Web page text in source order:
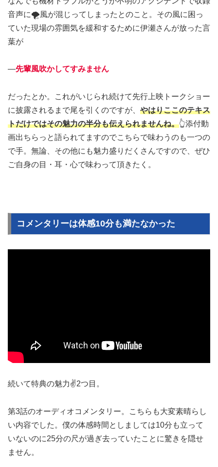
音声に🌪️風が混じってしまったとのこと。その風に困っ
ていた現場の雰囲気を緩和するために伊瀬さんが放った言
葉が
―先輩風吹かしてすみません
だったとか。これがいじられ続けて先行上映トークショー
に披露されるまで尾を引くのですが、 やはりここのテキス
トだけではその魅力の半分も伝えられませんね。👆添付動
画出ちらっと語られてますのでこちらで味わうのも一つの
で手。無論、その他にも魅力盛りだくさんですので、ぜひ
ご自身の目・耳・心で味わって頂きたく。
コメンタリーは体感10分も満たなかった
続いて特典の魅力✌️2つ目。
第3話のオーディオコメンタリー。こちらも大変素晴らし
い内容でした。僕の体感時間としましては10分も立って
いないのに25分の尺が過ぎ去っていたことに驚きを隠せ
ません。